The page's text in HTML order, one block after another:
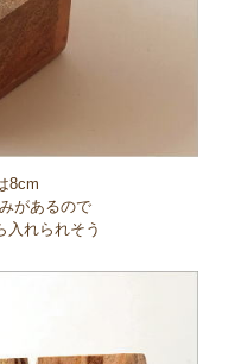
8cm
があるので
入れられそう